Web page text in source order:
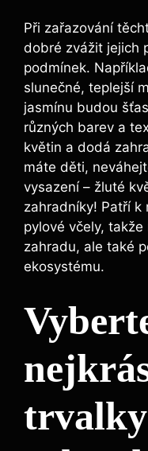
Při zařazování
dobré zvážit jejich
podmínek.
slunečné, teplejší
jasmínu budou
různých barev a
květin a dodá
máte děti,
vysazení – žluté
zahradníky! Patří k
pylové včely,
zahradu, ale také
ekosystému.